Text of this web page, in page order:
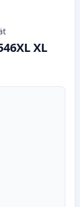
XL
PG-545XL / CL-